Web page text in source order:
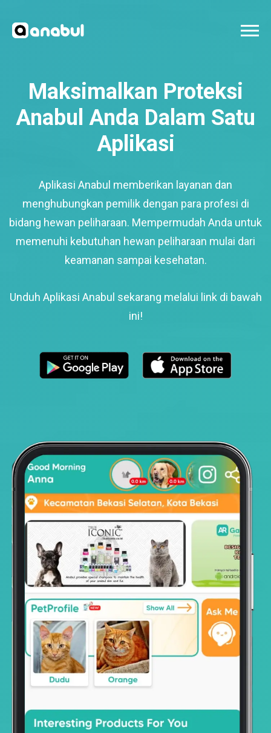
Maksimalkan Proteksi
Anabul Anda Dalam Satu
Aplikasi
Aplikasi Anabul memberikan layanan dan
menghubungkan pemilik dengan para profesi di
bidang hewan peliharaan. Mempermudah Anda untuk
memenuhi kebutuhan hewan peliharaan mulai dari
keamanan sampai kesehatan.
Unduh Aplikasi Anabul sekarang melalui link di bawah
ini!